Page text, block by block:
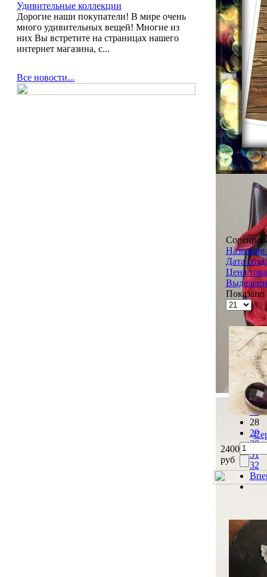
Удивительные коллекции
Дорогие наши покупатели! В мире очень
много удивительных вещей! Многие из
них Вы встретите на страницах нашего
интернет магазина, с...
Все новости...
Название
Дата
Цена
Показано
23
24
25
26
27
28
29
30
31
32
2400
руб